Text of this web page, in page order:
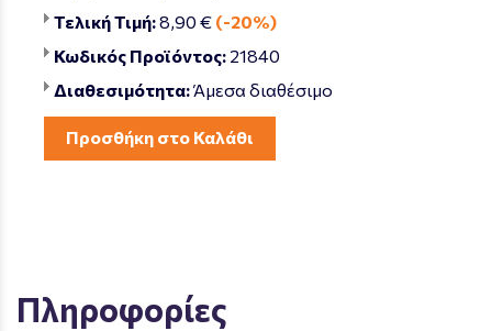
Τελική Τιμή:8,90 € (-20%)
Κωδικός Προϊόντος: 21840
Διαθεσιμότητα:Άμεσα διαθέσιμο
Προσθήκη στο Καλάθι
Πληροφορίες